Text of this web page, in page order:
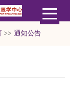
>> 通知公告